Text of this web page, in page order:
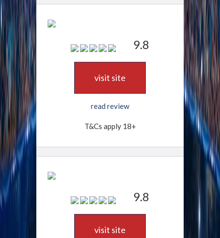
9.8
visit site
read review
T&Cs apply 18+
9.8
visit site